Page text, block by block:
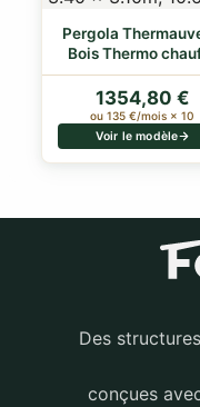
Pergola
Bois Thermo
poteaux 0.1…
1354,80 €
ou 135 €/mois × 10
Voir le modèle
Des
conçues